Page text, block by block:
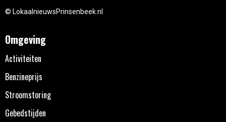
© LokaalnieuwsPrinsenbeek.nl
Omgeving
Activiteiten
Benzineprijs
Stroomstoring
Gebedstijden